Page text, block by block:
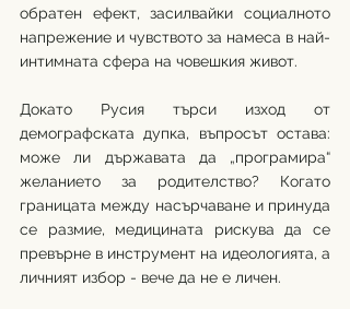
обратен ефект, засилвайки социалното
напрежение и чувството за намеса в най-
интимната сфера на човешкия живот.
Докато Русия търси изход от
демографската дупка, въпросът остава:
може ли държавата да „програмира“
желанието за родителство? Когато
границата между насърчаване и принуда
се размие, медицината рискува да се
превърне в инструмент на идеологията, а
личният избор - вече да не е личен.